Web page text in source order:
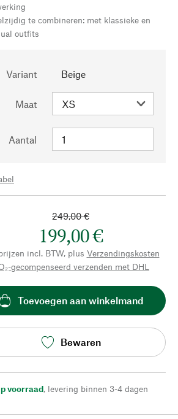
te combineren: met klassieke en
outfits
Variant Beige
Maat
Aantal
249,00 €
199,00 €
incl. BTW, plus Verzendingskosten
gecompenseerd verzenden met DHL
Toevoegen aan winkelmand
Bewaren
voorraad, levering binnen 3-4 dagen